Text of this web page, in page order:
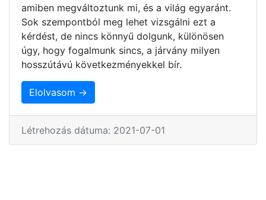
amiben megváltoztunk mi, és a világ egyaránt.
Sok szempontból meg lehet vizsgálni ezt a
kérdést, de nincs könnyű dolgunk, különösen
úgy, hogy fogalmunk sincs, a járvány milyen
hosszútávú következményekkel bír.
Elolvasom →
Létrehozás dátuma: 2021-07-01